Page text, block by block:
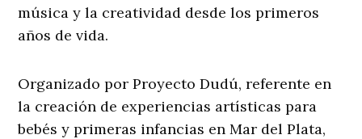
música y la creatividad desde los primeros
años de vida.
Organizado por Proyecto Dudú, referente en
la creación de experiencias artísticas para
bebés y primeras infancias en Mar del Plata,